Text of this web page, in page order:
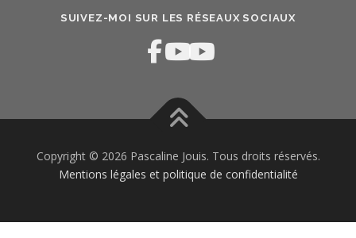
SUIVEZ-MOI SUR LES RÉSEAUX SOCIAUX
Copyright © 2026 Pascaline Jouis. Tous droits réservés.
Mentions légales et politique de confidentialité